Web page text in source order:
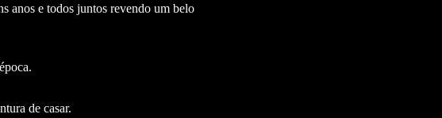
anos e todos juntos revendo um belo
de casar.